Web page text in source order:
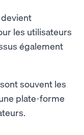
les utilisateurs
également
souvent les
plate-forme